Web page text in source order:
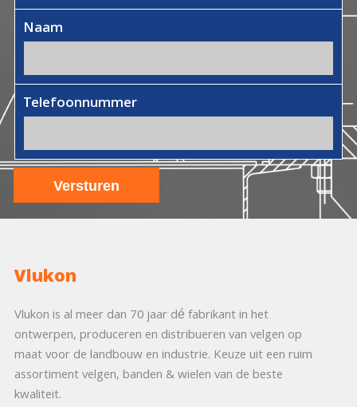
Naam
Telefoonnummer
Vlukon
Vlukon is al meer dan 70 jaar dé fabrikant in het
ontwerpen, produceren en distribueren van velgen op
maat voor de landbouw en industrie. Keuze uit een ruim
assortiment velgen, banden & wielen van de beste
kwaliteit.